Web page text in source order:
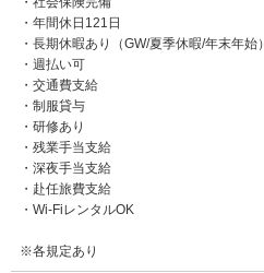
・年間休日121日
・長期休暇あり（GW/夏季休暇/年末年始）
・週払い可
・交通費支給
・制服貸与
・研修あり
・残業手当支給
・深夜手当支給
・赴任旅費支給
・Wi-FiレンタルOK
※各規定あり